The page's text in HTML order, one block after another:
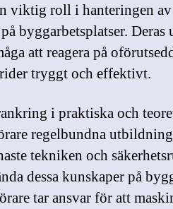
viktig roll i hanteringen
byggarbetsplatser. Deras
att reagera på
tryggt och effektivt.
i praktiska och
regelbundna
tekniken och
dessa kunskaper på
tar ansvar för att